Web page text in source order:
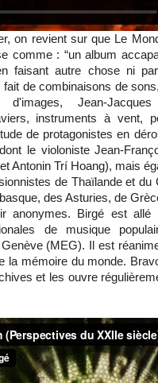
on revient sur que Le
comme : “un album
faisant autre chose ni
de combinaisons de
Jean-Jacques
instruments à vent,
de protagonistes en
le violoniste Jean-
Antonin Trí Hoang), mais
de Thaïlande et
des Asturies, de
anonymes. Birgé est
de musique
(ME G). Il est
la mémoire du monde.
et les ouvre